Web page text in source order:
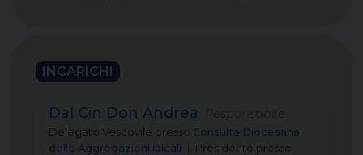
INCARICHI
Dal Cin Don Andrea
Delegato Vescovile presso Consulta Diocesana
delle Aggregazioni laicali
Presidente presso